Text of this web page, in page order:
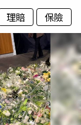
理賠 保險